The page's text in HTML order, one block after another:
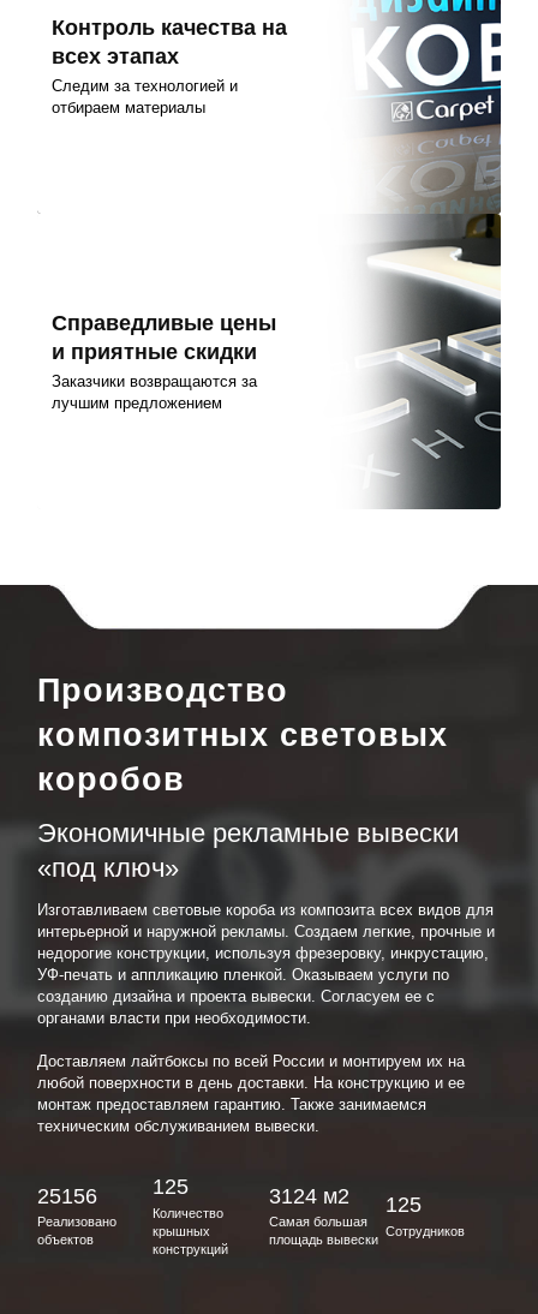
Контроль качества на
всех этапах
Следим за технологией и
отбираем материалы
Справедливые цены
и приятные скидки
Заказчики возвращаются за
лучшим предложением
Производство
композитных световых
коробов
Экономичные рекламные вывески
«под ключ»
Изготавливаем световые короба из композита всех видов для
интерьерной и наружной рекламы. Создаем легкие, прочные и
недорогие конструкции, используя фрезеровку, инкрустацию,
УФ-печать и аппликацию пленкой. Оказываем услуги по
созданию дизайна и проекта вывески. Согласуем ее с
органами власти при необходимости.
Доставляем лайтбоксы по всей России и монтируем их на
любой поверхности в день доставки. На конструкцию и ее
монтаж предоставляем гарантию. Также занимаемся
техническим обслуживанием вывески.
25156
Реализовано
объектов
125
Количество
крышных
конструкций
3124 м2
Самая большая
площадь вывески
125
Сотрудников